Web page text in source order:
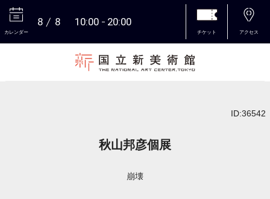
カレンダー
8 8 10:00 20:00
チケット アクセス
ID:36542
秋山邦彦個展
崩壊